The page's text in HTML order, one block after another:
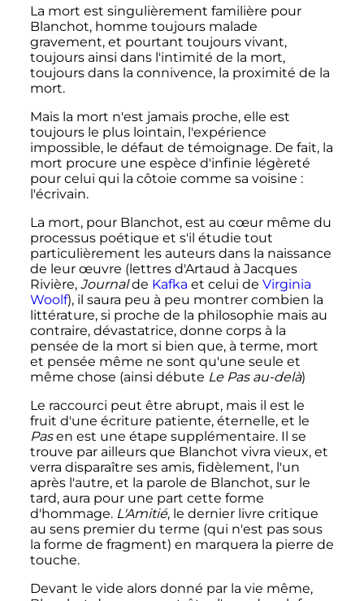
La mort est singulièrement familière pour
Blanchot, homme toujours malade
gravement, et pourtant toujours vivant,
toujours ainsi dans l'intimité de la mort,
toujours dans la connivence, la proximité de la
mort.
Mais la mort n'est jamais proche, elle est
toujours le plus lointain, l'expérience
impossible, le défaut de témoignage. De fait, la
mort procure une espèce d'infinie légèreté
pour celui qui la côtoie comme sa voisine :
l'écrivain.
La mort, pour Blanchot, est au cœur même du
processus poétique et s'il étudie tout
particulièrement les auteurs dans la naissance
de leur œuvre (lettres d'Artaud à Jacques
Rivière, Journalde Kafka et celui de Virginia
Woolf), il saura peu à peu montrer combien la
littérature, si proche de la philosophie mais au
contraire, dévastatrice, donne corps à la
pensée de la mort si bien que, à terme, mort
et pensée même ne sont qu'une seule et
même chose (ainsi débute Le Pas au-delà)
Le raccourci peut être abrupt, mais il est le
fruit d'une écriture patiente, éternelle, et le
Pasen est une étape supplémentaire. Il se
trouve par ailleurs que Blanchot vivra vieux, et
verra disparaître ses amis, fidèlement, l'un
après l'autre, et la parole de Blanchot, sur le
tard, aura pour une part cette forme
d'hommage. L'Amitié, le dernier livre critique
au sens premier du terme (qui n'est pas sous
la forme de fragment) en marquera la pierre de
touche.
Devant le vide alors donné par la vie même,